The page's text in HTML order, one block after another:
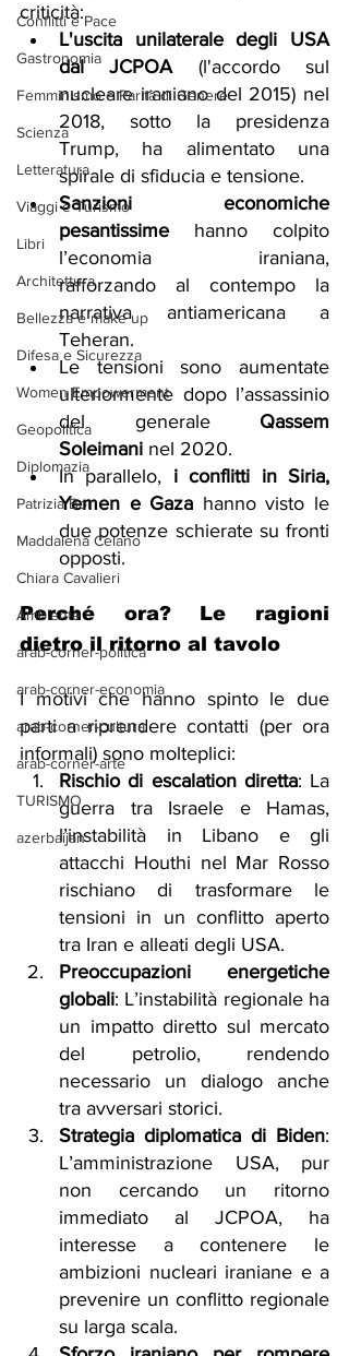
Conflitti e Pace
Gastronomia
Femminismo e Parità di Genere
Scienza
Letteratura
Viaggi e Turismo
Libri
Architettura
Bellezza e make up
Difesa e Sicurezza
Women Empowerment
Geopolitica
Diplomazia
Patrizia Boi
Maddalena Celano
Chiara Cavalieri
Ambiente
arab-corner-politica
arab-corner-economia
arab-corner-cultura
arab-corner-arte
TURISMO
azerbaijan
criticità:
L'uscita unilaterale degli USA
dal JCPOA (l'accordo sul
nucleare iraniano del 2015) nel
2018, sotto la presidenza
Trump, ha alimentato una
spirale di sfiducia e tensione.
Sanzioni economiche
pesantissime hanno colpito
l’economia iraniana,
rafforzando al contempo la
narrativa antiamericana a
Teheran.
Le tensioni sono aumentate
ulteriormente dopo l’assassinio
del generale Qassem
Soleimani nel 2020.
In parallelo, i conflitti in Siria,
Yemen e Gaza hanno visto le
due potenze schierate su fronti
opposti.
Perché ora? Le ragioni
dietro il ritorno al tavolo
I motivi che hanno spinto le due
parti a riprendere contatti (per ora
informali) sono molteplici:
Rischio di escalation diretta: La
guerra tra Israele e Hamas,
l’instabilità in Libano e gli
attacchi Houthi nel Mar Rosso
rischiano di trasformare le
tensioni in un conflitto aperto
tra Iran e alleati degli USA.
Preoccupazioni energetiche
globali: L’instabilità regionale ha
un impatto diretto sul mercato
del petrolio, rendendo
necessario un dialogo anche
tra avversari storici.
Strategia diplomatica di Biden:
L’amministrazione USA, pur
non cercando un ritorno
immediato al JCPOA, ha
interesse a contenere le
ambizioni nucleari iraniane e a
prevenire un conflitto regionale
su larga scala.